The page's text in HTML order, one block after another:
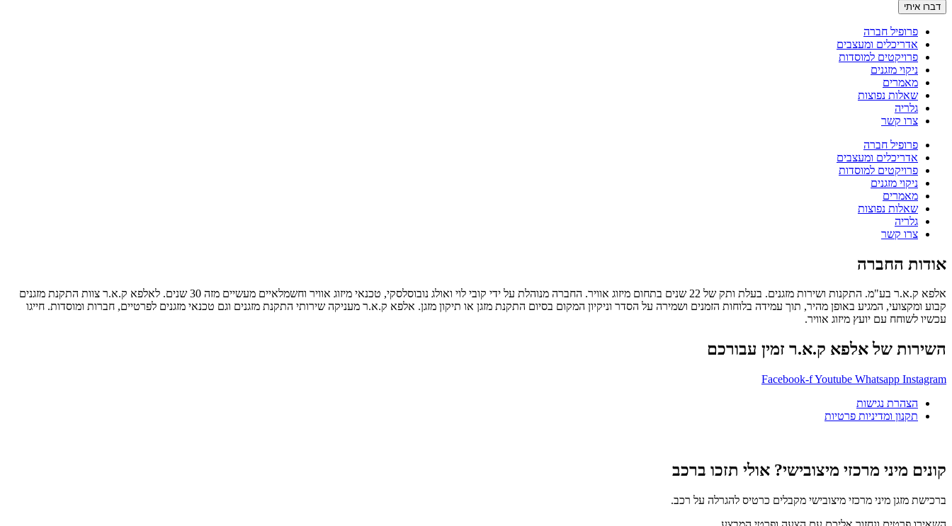
דברו איתי
פרופיל חברה
אדריכלים ומעצבים
פרויקטים למוסדות
ניקוי מזגנים
מאמרים
שאלות נפוצות
גלריה
צרו קשר
פרופיל חברה
אדריכלים ומעצבים
פרויקטים למוסדות
ניקוי מזגנים
מאמרים
שאלות נפוצות
גלריה
צרו קשר
אודות החברה
אלפא ק.א.ר בע"מ. התקנות ושירות מזגנים. בעלת ותק של 22 שנים בתחום מיזוג אוויר. החברה מנוהלת על ידי קובי לוי ואולג נובוסלסקי, טכנאי מיזוג אוויר וחשמלאיים מעשיים מזה 30 שנים. לאלפא ק.א.ר צוות התקנת מזגנים
קבוע ומקצועי, המגיע באופן מהיר, תוך עמידה בלוחות הזמנים ושמירה על הסדר וניקיון המקום בסיום התקנת מזגן או תיקון מזגן. אלפא ק.א.ר מעניקה שירותי התקנת מזגנים וגם טכנאי מזגנים לפרטיים, חברות ומוסדות. חייגו
עכשיו לשוחח עם יועץ מיזוג אוויר.
השירות של אלפא ק.א.ר זמין עבורכם
Facebook-fYoutube Whatsapp Instagram
הצהרת נגישות
תקנון ומדיניות פרטיות
קונים מיני מרכזי מיצובישי? אולי תזכו ברכב
ברכישת מזגן מיני מרכזי מיצובישי מקבלים כרטיס להגרלה על רכב.